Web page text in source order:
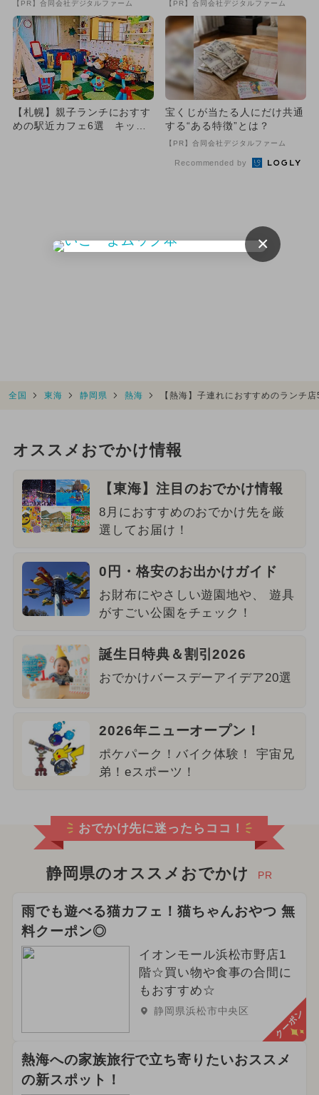
【PR】合同会社デジタルファーム 【PR】合同会社デジタルファーム
【札幌】親子ランチにおすす
めの駅近カフェ6選 キッズ
宝くじが当たる人にだけ共通
する“ある特徴”とは？
【PR】合同会社デジタルファーム
Recommended by
全国 東海 静岡県 熱海 【熱海】子連れにおすすめのランチ
オススメおでかけ情報
【東海】注目のおでかけ情報
8月におすすめのおでかけ先を厳
選してお届け！
0円・格安のお出かけガイド
お財布にやさしい遊園地や、 遊具
がすごい公園をチェック！
誕生日特典＆割引2026
おでかけバースデーアイデア20選
2026年ニューオープン！
ポケパーク！バイク体験！ 宇宙兄
弟！eスポーツ！
おでかけ先に迷ったらココ！
静岡県のオススメおでかけ PR
雨でも遊べる猫カフェ！猫ちゃんおやつ 無
料クーポン◎
イオンモール浜松市野店1
階☆買い物や食事の合間に
もおすすめ☆
静岡県浜松市中央区 クーポン
熱海への家族旅行で立ち寄りたいおススメ
の新スポット！
×